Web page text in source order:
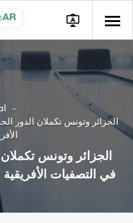
AR
الجزائر وتونس تكملان الدور
الجزائر وتونس
في التصفيات